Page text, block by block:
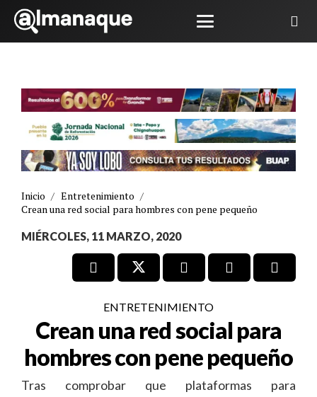
Inicio / Entretenimiento /
Crean una red social para hombres con pene pequeño
MIÉRCOLES, 11 MARZO, 2020
ENTRETENIMIENTO
Crean una red social para
hombres con pene pequeño
Tras comprobar que plataformas para